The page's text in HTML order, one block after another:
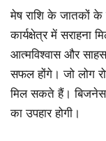
मेष राशि के जातकों के
कार्यक्षेत्र में सराहना
आत्मविश्वास और
सफल होंगे। जो लोग
मिल सकते हैं। बिजनेस
का उपहार होगी।